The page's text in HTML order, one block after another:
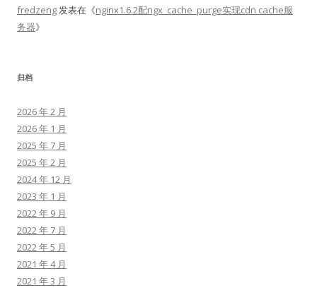
fredzeng发表在《nginx1.6.2配ngx_cache_purge实现cdn cache服
务器》
归档
2026 年 2 月
2026 年 1 月
2025 年 7 月
2025 年 2 月
2024 年 12 月
2023 年 1 月
2022 年 9 月
2022 年 7 月
2022 年 5 月
2021 年 4 月
2021 年 3 月